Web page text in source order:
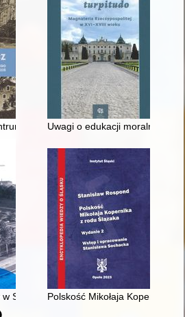
poligonu drawskiego od
Uwagi o edukacji moralnej
Sopocie : prestiż finansowy i
Polskość Mikołaja Kopernika z